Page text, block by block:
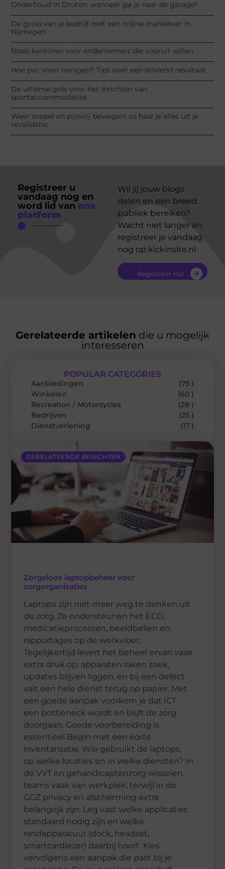
Onderhoud in Druten: wanneer ga je naar de garage?
De groei van je bedrijf met een online marketeer in
Nijmegen
Noab kantoren voor ondernemers die vooruit willen
Hoe pvc vloer reinigen? Tips voor een stralend resultaat
De ultieme gids voor het inrichten van
sportaccommodaties
Weer soepel en pijnvrij bewegen: zo haal je alles uit je
revalidatie
Registreer u
vandaag nog en
word lid van ons
platform
Wil jij jouw blogs
delen en een breed
publiek bereiken?
Wacht niet langer en
registreer je vandaag
nog op kickinsite.nl
Registreer nu!
Gerelateerde artikelen die u mogelijk
interesseren
GERELATEERDE BERICHTEN
Zorgeloos laptopbeheer voor
zorgorganisaties
Laptops zijn niet meer weg te denken uit
de zorg. Ze ondersteunen het ECD,
medicatieprocessen, beeldbellen en
rapportages op de werkvloer.
Tegelijkertijd levert het beheer ervan vaak
extra druk op: apparaten raken zoek,
updates blijven liggen, en bij een defect
valt een hele dienst terug op papier. Met
een goede aanpak voorkom je dat ICT
een bottleneck wordt en blijft de zorg
doorgaan. Goede voorbereiding is
essentieel Begin met een korte
inventarisatie. Wie gebruikt de laptops,
op welke locaties en in welke diensten? In
de VVT en gehandicaptenzorg wisselen
teams vaak van werkplek, terwijl in de
GGZ privacy en afscherming extra
belangrijk zijn. Leg vast welke applicaties
standaard nodig zijn en welke
randapparatuur (dock, headset,
smartcardlezer) daarbij hoort. Kies
vervolgens een aanpak die past bij je
POPULAR CATEGORIES
Aanbiedingen
(75 )
Winkelen
(60 )
Recreation / Motorcycles
(28 )
Bedrijven
(25 )
Dienstverlening
(17 )